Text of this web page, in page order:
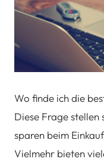
Wo finde ich die
Diese Frage stellen
sparen beim
Vielmehr bieten